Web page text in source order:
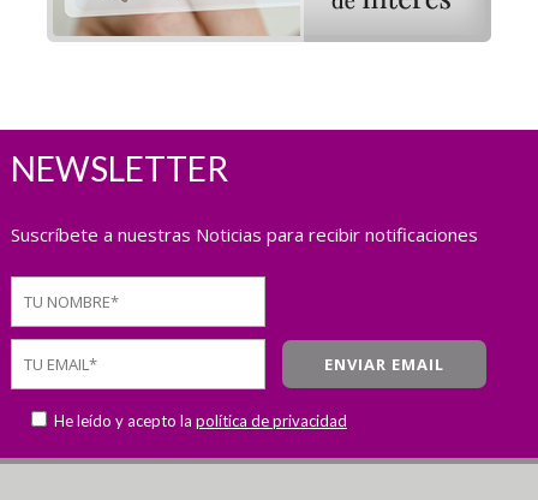
NEWSLETTER
Suscríbete a nuestras Noticias para recibir notificaciones
He leído y acepto la política de privacidad